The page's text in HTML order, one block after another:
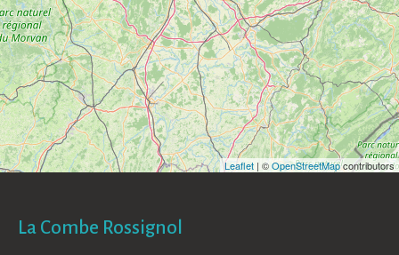
Leaflet | ©OpenStreetMapcontributors
La Combe Rossignol